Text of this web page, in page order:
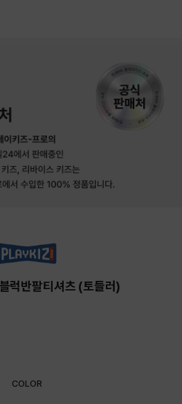
럭반팔티셔츠 (토들러)
COLOR